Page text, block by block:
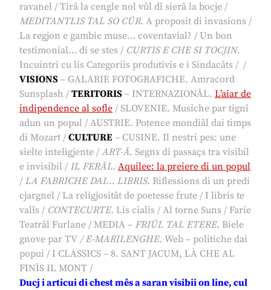
ravanel / Tirâ la cengle nol vûl dî sierâ la bocje /
MEDITANTLIS TAL SO CÛR. A proposit di invasions /
La regjon e gambie muse… coventavial? / Un bon
testimonial… di se stes / CURTIS E CHE SI TOCJIN.
Incuintri cu lis Categoriis produtivis e i Sindacâts / /
VISIONS – GALARIE FOTOGRAFICHE. Amracord
Sunsplash / TERITORIS – INTERNAZIONÂL. L’aiar de
indipendence al sofle / SLOVENIE. Musiche par tignî
adun un popul / AUSTRIE. Potence mondiâl dai timps
di Mozart / CULTURE – CUSINE. Il nestri pes: une
sielte inteligjente / ART-Â. Segns di passaçs tra visibil
e invisibil / IL FERÂL. Aquilee: la preiere di un popul
/ LA FABRICHE DAI… LIBRIS. Riflessions di un predi
cjargnel / La religjositât de poetesse frute / I libris te
valîs / CONTECURTE. Lis cialis / Al torne Suns / Farie
Teatrâl Furlane / MEDIA – FRIÛL TAL ETERE. Biele
gnove par TV / E-MARILENGHE. Web – politiche dai
popui / I CLASSICS – 8. SANT JACUM, LÀ CHE AL
FINÌS IL MONT /
Ducj i articui di chest mês a saran visibii on line, cul